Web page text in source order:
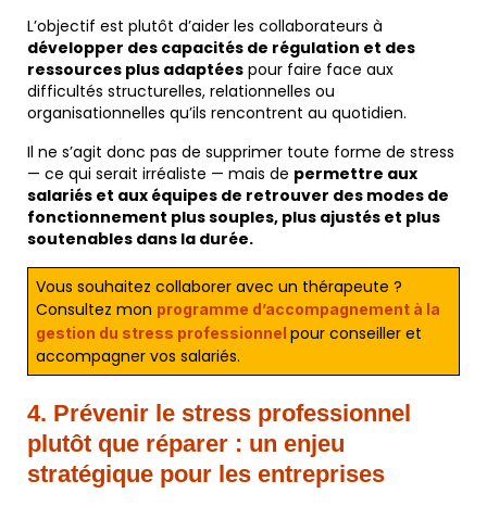
L’objectif est plutôt d’aider les collaborateurs à
développer des capacités de régulation et des
ressources plus adaptées pour faire face aux
difficultés structurelles, relationnelles ou
organisationnelles qu’ils rencontrent au quotidien.
Il ne s’agit donc pas de supprimer toute forme de stress
— ce qui serait irréaliste — mais de permettre aux
salariés et aux équipes de retrouver des modes de
fonctionnement plus souples, plus ajustés et plus
soutenables dans la durée.
Vous souhaitez collaborer avec un thérapeute ?
Consultez mon programme d’accompagnement à la
gestion du stress professionnel pour conseiller et
accompagner vos salariés.
4. Prévenir le stress professionnel
plutôt que réparer : un enjeu
stratégique pour les entreprises